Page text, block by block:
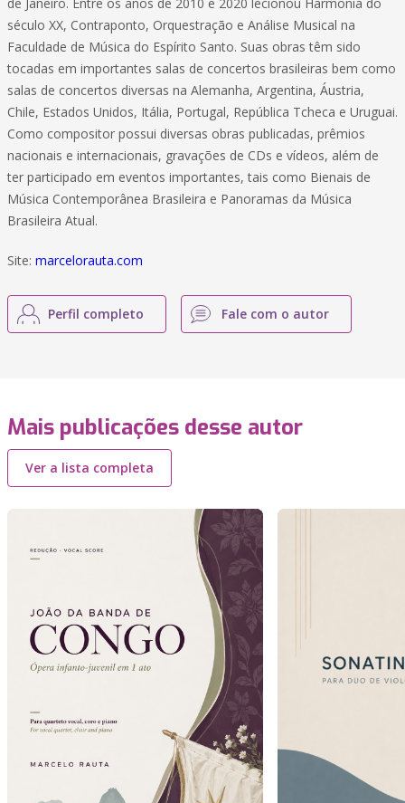
século XX, Contraponto, Orquestração e Análise Musical na
Faculdade de Música do Espírito Santo. Suas obras têm sido
tocadas em importantes salas de concertos brasileiras bem como
salas de concertos diversas na Alemanha, Argentina, Áustria,
Chile, Estados Unidos, Itália, Portugal, República Tcheca e Uruguai.
Como compositor possui diversas obras publicadas, prêmios
nacionais e internacionais, gravações de CDs e vídeos, além de
ter participado em eventos importantes, tais como Bienais de
Música Contemporânea Brasileira e Panoramas da Música
Brasileira Atual.
Site: marcelorauta.com
Perfil completo Fale com o autor
Mais publicações desse autor
Ver a lista completa